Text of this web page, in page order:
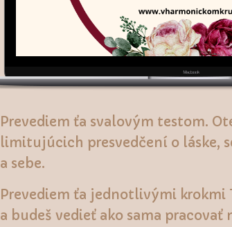
Prevediem ťa svalovým testom.
limitujúcich presvedčení o láske,
a sebe.
Prevediem ťa jednotlivými krokmi
a budeš vedieť ako sama pracovať